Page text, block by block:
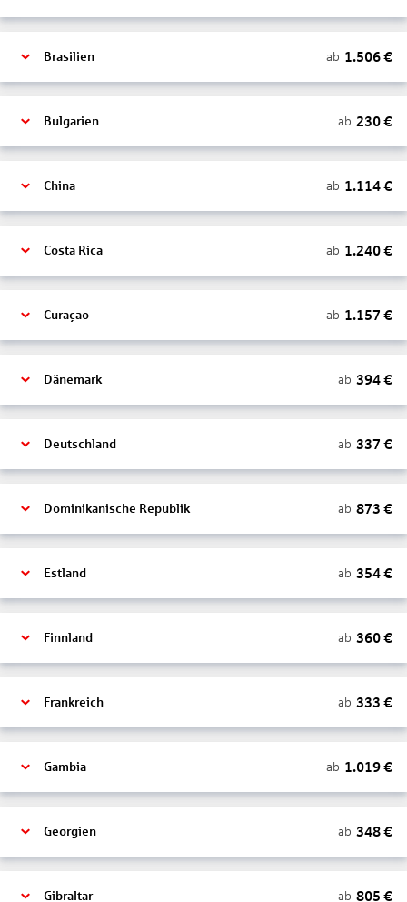
Brasilien ab 1.506€
Bulgarien ab 230€
China ab 1.114€
Costa Rica ab 1.240€
Curaçao ab 1.157 €
Dänemark ab 394€
Deutschland ab 337 €
Dominikanische Republik ab 873 €
Estland ab 354€
Finnland ab 360€
Frankreich ab 333 €
Gambia ab 1.019€
Georgien ab 348€
Gibraltar ab 805 €